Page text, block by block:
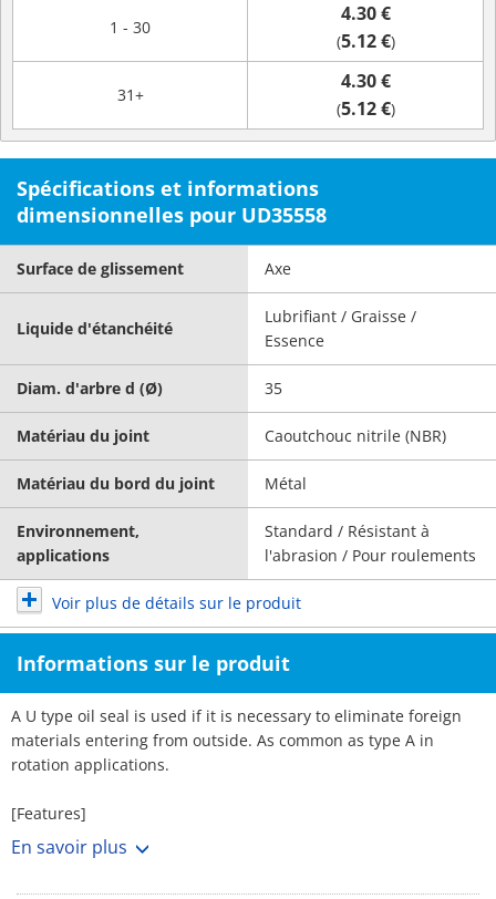
1 - 30
4.30 €
(5.12 €)
31+
4.30 €
(5.12 €)
Spécifications et informations
dimensionnelles pour UD35558
Surface de glissement Axe
Liquide d'étanchéité
Lubrifiant / Graisse /
Essence
Diam. d'arbre d (Ø) 35
Matériau du joint Caoutchouc nitrile (NBR)
Matériau du bord du joint Métal
Environnement,
applications
Standard / Résistant à
l'abrasion / Pour roulements
Voir plus de détails sur le produit
Informations sur le produit
A U type oil seal is used if it is necessary to eliminate foreign
materials entering from outside. As common as type A in
rotation applications.
[Features]
· An oil seal seals off lubricant leakages in bearings. By
preventing the penetration of dust and water and other
En savoir plus